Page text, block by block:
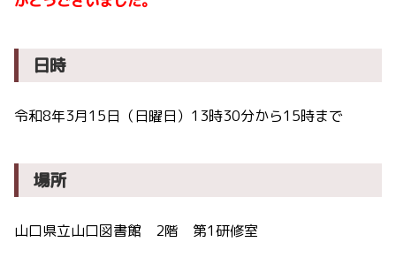
日時
令和8年3月15日（日曜日）13時30分から15時まで
場所
山口県立山口図書館 2階 第1研修室